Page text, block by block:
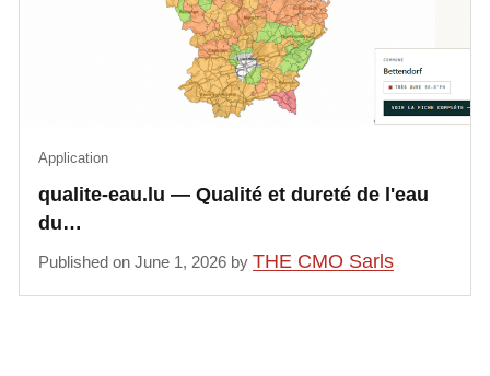
qualite-eau.lu — Qualité et dureté de l'eau
du…
Application
Published on June 1, 2026 byTHE CMO Sarls